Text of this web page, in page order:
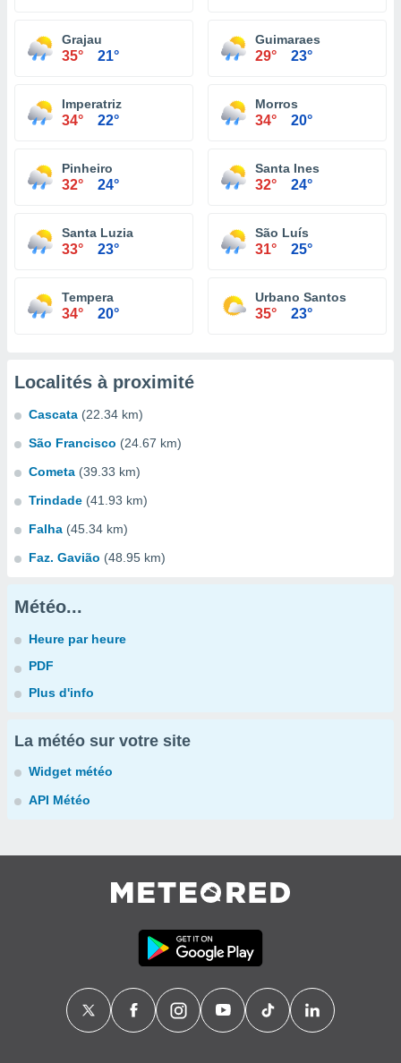
Grajau
35° 21°
Guimaraes
29° 23°
Imperatriz
34° 22°
Morros
34° 20°
Pinheiro
32° 24°
Santa Ines
32° 24°
Santa Luzia
33° 23°
São Luís
31° 25°
Tempera
34° 20°
Urbano Santos
35° 23°
Localités à proximité
Cascata (22.34 km)
São Francisco (24.67 km)
Cometa (39.33 km)
Trindade (41.93 km)
Falha (45.34 km)
Faz. Gavião (48.95 km)
Météo...
Heure par heure
PDF
Plus d'info
La météo sur votre site
Widget météo
API Météo